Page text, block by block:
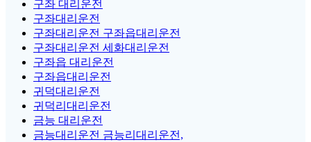
구좌 대리운전
구좌대리운전
구좌대리운전 구좌읍대리운전
구좌대리운전 세화대리운전
구좌읍 대리운전
구좌읍대리운전
귀덕대리운전
귀덕리대리운전
금능 대리운전
금능대리운전 금능리대리운전,